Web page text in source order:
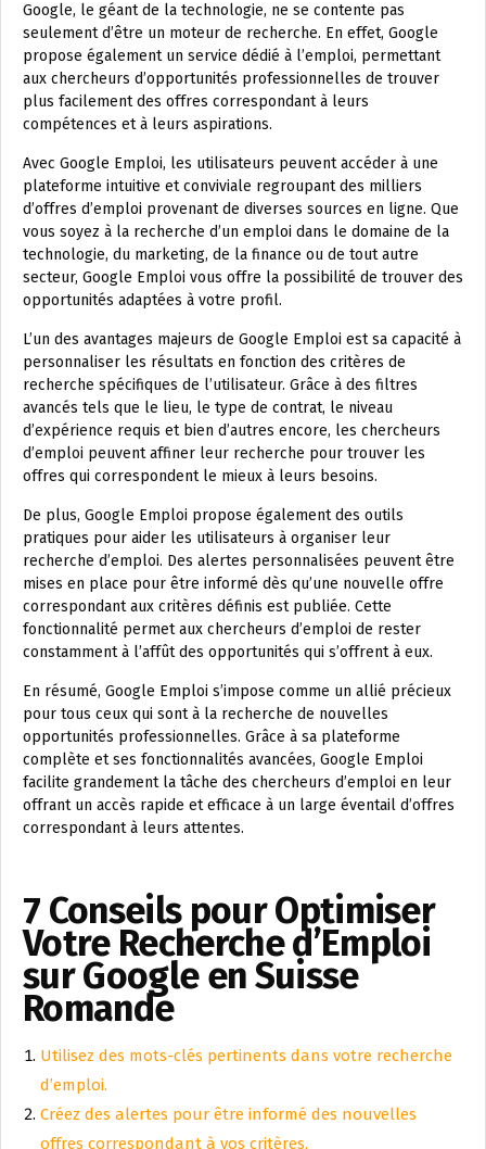
Google, le géant de la technologie, ne se contente pas
seulement d’être un moteur de recherche. En effet, Google
propose également un service dédié à l’emploi, permettant
aux chercheurs d’opportunités professionnelles de trouver
plus facilement des offres correspondant à leurs
compétences et à leurs aspirations.
Avec Google Emploi, les utilisateurs peuvent accéder à une
plateforme intuitive et conviviale regroupant des milliers
d’offres d’emploi provenant de diverses sources en ligne. Que
vous soyez à la recherche d’un emploi dans le domaine de la
technologie, du marketing, de la finance ou de tout autre
secteur, Google Emploi vous offre la possibilité de trouver des
opportunités adaptées à votre profil.
L’un des avantages majeurs de Google Emploi est sa capacité à
personnaliser les résultats en fonction des critères de
recherche spécifiques de l’utilisateur. Grâce à des filtres
avancés tels que le lieu, le type de contrat, le niveau
d’expérience requis et bien d’autres encore, les chercheurs
d’emploi peuvent affiner leur recherche pour trouver les
offres qui correspondent le mieux à leurs besoins.
De plus, Google Emploi propose également des outils
pratiques pour aider les utilisateurs à organiser leur
recherche d’emploi. Des alertes personnalisées peuvent être
mises en place pour être informé dès qu’une nouvelle offre
correspondant aux critères définis est publiée. Cette
fonctionnalité permet aux chercheurs d’emploi de rester
constamment à l’affût des opportunités qui s’offrent à eux.
En résumé, Google Emploi s’impose comme un allié précieux
pour tous ceux qui sont à la recherche de nouvelles
opportunités professionnelles. Grâce à sa plateforme
complète et ses fonctionnalités avancées, Google Emploi
facilite grandement la tâche des chercheurs d’emploi en leur
offrant un accès rapide et efficace à un large éventail d’offres
correspondant à leurs attentes.
7 Conseils pour Optimiser
Votre Recherche d’Emploi
sur Google en Suisse
Romande
Utilisez des mots-clés pertinents dans votre recherche
d’emploi.
Créez des alertes pour être informé des nouvelles
offres correspondant à vos critères.